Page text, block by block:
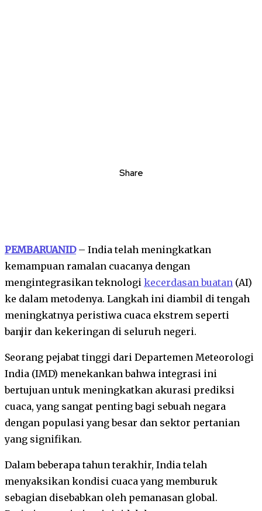
Share
PEMBARUANID– India telah meningkatkan
kemampuan ramalan cuacanya dengan
mengintegrasikan teknologi kecerdasan buatan (AI)
ke dalam metodenya. Langkah ini diambil di tengah
meningkatnya peristiwa cuaca ekstrem seperti
banjir dan kekeringan di seluruh negeri.
Seorang pejabat tinggi dari Departemen Meteorologi
India (IMD) menekankan bahwa integrasi ini
bertujuan untuk meningkatkan akurasi prediksi
cuaca, yang sangat penting bagi sebuah negara
dengan populasi yang besar dan sektor pertanian
yang signifikan.
Dalam beberapa tahun terakhir, India telah
menyaksikan kondisi cuaca yang memburuk
sebagian disebabkan oleh pemanasan global.